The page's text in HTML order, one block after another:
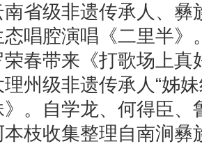
南省级非遗传承人、彝
唱腔演唱《二里半》
荣春带来《打歌场上真
州级非遗传承人“姊
。自学龙、何得臣、
枝收集整理自南涧彝